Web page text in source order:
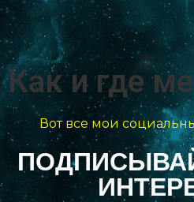
Как и где
Вот все мои